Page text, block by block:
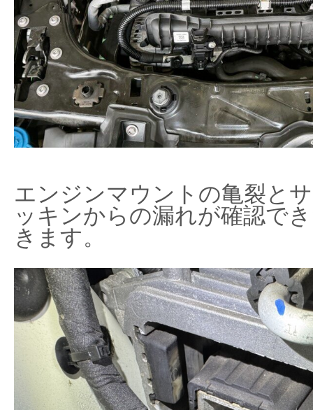
エンジンマウントの亀裂と
ッキンからの漏れが確認で
きます。